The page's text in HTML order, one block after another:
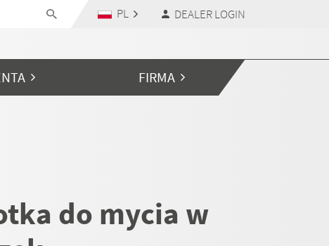
PL DEALER LOGIN
FIRMA
do mycia w